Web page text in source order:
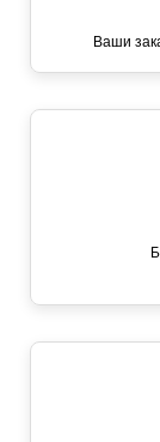
Ваши